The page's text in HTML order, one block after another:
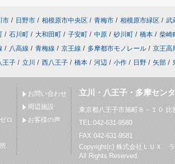
市 / 日野市 / 相模原市中央区 / 青梅市 / 相模原市緑区 / 武
/ 石川町 / 大和田町 / 子安町 / 中原 / 砂川町 / 橋本 / 柴崎
/ 八高線 / 青梅線 / 京王線 / 多摩都市モノレール / 京王高
王子 / 立川 / 西八王子 / 橋本 / 河辺 / 小作 / 日野 / 矢部 /
ロ
お問い合わせ
周辺施設
お客様の声
立川・八王子・多摩セン
東京都八王子市旭町８－１０ 比
TEL:042-631-9580
FAX:042-631-9581
Copyright(c) 株式会社ＬＵＸ
All Rights Reserved.